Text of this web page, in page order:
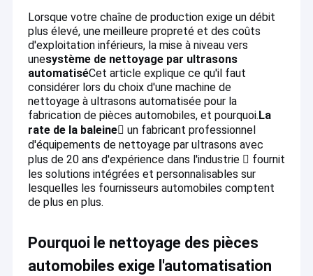
Lorsque votre chaîne de production exige un débit
plus élevé, une meilleure propreté et des coûts
d'exploitation inférieurs, la mise à niveau vers
unesystème de nettoyage par ultrasons
automatiséCet article explique ce qu'il faut
considérer lors du choix d'une machine de
nettoyage à ultrasons automatisée pour la
fabrication de pièces automobiles, et pourquoi. La
rate de la baleine un fabricant professionnel
d'équipements de nettoyage par ultrasons avec
plus de 20 ans d'expérience dans l'industrie  fournit
les solutions intégrées et personnalisables sur
lesquelles les fournisseurs automobiles comptent
de plus en plus.
Pourquoi le nettoyage des pièces
automobiles exige l'automatisation